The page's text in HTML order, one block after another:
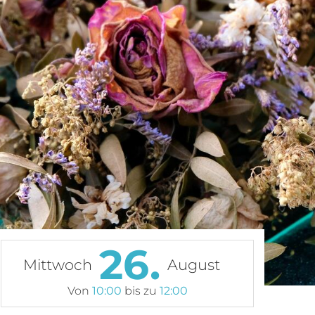
Mittwoch 26. August
Von 10:00 bis zu 12:00